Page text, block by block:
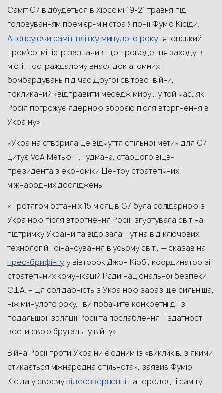
Саміт G7 відбудеться в Хіросімі 19-21 травня під
головуванням прем’єр-міністра Японії Фуміо Кісіди.
Анонсуючи саміт влітку минулого року, японський
прем’єр-міністр зазначив, що проведення заходу в
місті, постраждалому внаслідок атомних
бомбардувань під час Другої світової війни,
покликаний «відправити меседж миру… у той час, як
Росія погрожує ядерною зброєю після вторгнення в
Україну».
«Україна створила це відчуття спільної мети» для G7,
цитує VoA Метью П. Ґудмана, старшого віце-
президента з економіки Центру стратегічних і
міжнародних досліджень,.
«Протягом останніх 15 місяців G7 була солідарною з
Україною після вторгнення Росії, згуртувала світ на
підтримку України та відрізала Путіна від ключових
технологій і фінансування в усьому світі, — сказав на
прес-брифінгуу вівторок Джон Кірбі, координатор зі
стратегічних комунікацій Ради національної безпеки
США. – Ця солідарність з Україною зараз ще сильніша,
ніж минулого року. І ви побачите конкретні дії з
подальшої ізоляції Росії та послаблення її здатності
вести свою брутальну війну».
Війна Росії проти України є одним із «викликів, з якими
стикається міжнародна спільнота», заявив Фуміо
Кісіда у своємувідеозверненні напередодні саміту.